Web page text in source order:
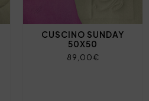
CUSCINO SUNDAY
50X50
89,00€